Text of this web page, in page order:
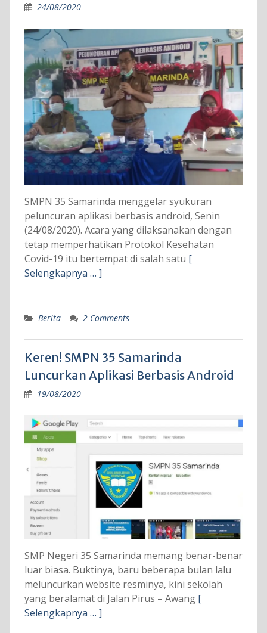
24/08/2020
SMPN 35 Samarinda menggelar syukuran
peluncuran aplikasi berbasis android, Senin
(24/08/2020). Acara yang dilaksanakan dengan
tetap memperhatikan Protokol Kesehatan
Covid-19 itu bertempat di salah satu [
Selengkapnya … ]
Berita 2 Comments
Keren! SMPN 35 Samarinda
Luncurkan Aplikasi Berbasis Android
19/08/2020
SMP Negeri 35 Samarinda memang benar-benar
luar biasa. Buktinya, baru beberapa bulan lalu
meluncurkan website resminya, kini sekolah
yang beralamat di Jalan Pirus – Awang [
Selengkapnya … ]